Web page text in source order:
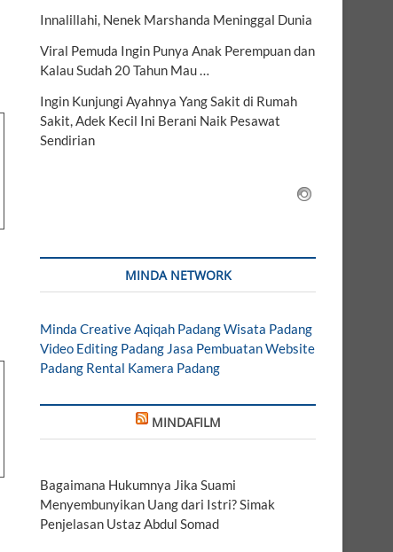
Innalillahi, Nenek Marshanda Meninggal Dunia
Viral Pemuda Ingin Punya Anak Perempuan dan
Kalau Sudah 20 Tahun Mau …
Ingin Kunjungi Ayahnya Yang Sakit di Rumah
Sakit, Adek Kecil Ini Berani Naik Pesawat
Sendirian
MINDA NETWORK
Minda CreativeAqiqah PadangWisata Padang
Video Editing Padang Jasa Pembuatan Website
Padang Rental Kamera Padang
MINDAFILM
Bagaimana Hukumnya Jika Suami
Menyembunyikan Uang dari Istri? Simak
Penjelasan Ustaz Abdul Somad